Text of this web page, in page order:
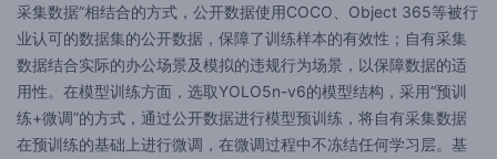
采集数据”相结合的方式，公开数据使用COCO、Object 365等被行
业认可的数据集的公开数据，保障了训练样本的有效性；自有采集
数据结合实际的办公场景及模拟的违规行为场景，以保障数据的适
用性。在模型训练方面，选取YOLO5n-v6的模型结构，采用“预训
练+微调”的方式，通过公开数据进行模型预训练，将自有采集数据
在预训练的基础上进行微调，在微调过程中不冻结任何学习层。基